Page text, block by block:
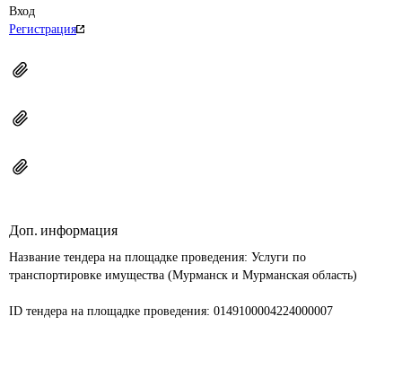
Вход
Регистрация
Доп. информация
Название тендера на площадке проведения: Услуги по
транспортировке имущества (Мурманск и Мурманская область)
ID тендера на площадке проведения: 0149100004224000007